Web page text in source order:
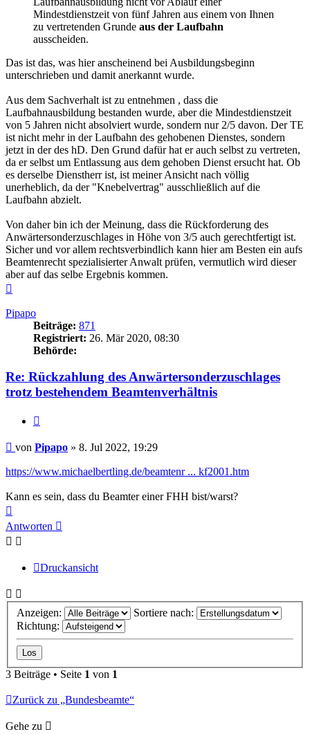
Mindestdienstzeit von fünf Jahren aus einem von Ihnen
zu vertretenden Grunde aus der Laufbahn
ausscheiden.
Das ist das, was hier anscheinend bei Ausbildungsbeginn
unterschrieben und damit anerkannt wurde.
Aus dem Sachverhalt ist zu entnehmen , dass die
Laufbahnausbildung bestanden wurde, aber die Mindestdienstzeit
von 5 Jahren nicht absolviert wurde, sondern nur 2/5 davon. Der TE
ist nicht mehr in der Laufbahn des gehobenen Dienstes, sondern
jetzt in der des hD. Den Grund dafür hat er auch selbst zu vertreten,
da er selbst um Entlassung aus dem gehoben Dienst ersucht hat. Ob
es derselbe Dienstherr ist, ist meiner Ansicht nach völlig
unerheblich, da der "Knebelvertrag" ausschließlich auf die
Laufbahn abzielt.
Von daher bin ich der Meinung, dass die Rückforderung des
Anwärtersonderzuschlages in Höhe von 3/5 auch gerechtfertigt ist.
Sicher und vor allem rechtsverbindlich kann hier am Besten ein aufs
Beamtenrecht spezialisierter Anwalt prüfen, vermutlich wird dieser
aber auf das selbe Ergebnis kommen.
Pipapo
Beiträge: 871
Registriert: 26. Mär 2020, 08:30
Behörde:
Re: Rückzahlung des Anwärtersonderzuschlages
trotz bestehendem Beamtenverhältnis
Beitrag
von Pipapo » 8. Jul 2022, 19:29
https://www.michaelbertling.de/beamtenr ... kf2001.htm
Kann es sein, dass du Beamter einer FHH bist/warst?
oben
Antworten
Druckansicht
Anzeigen:
Sortiere nach:
Richtung:
3 Beiträge • Seite 1 von 1
Zurück zu „Bundesbeamte“
Gehe zu